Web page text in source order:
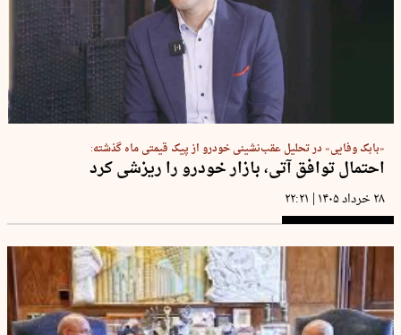
«بابک وفایی» در تحلیل عقب‌نشینی خودرو از پیک قیمتی ماه گذشته:
احتمال توافق آتی، بازار خودرو را ریزشی کرد
۲۸ خرداد ۱۴۰۵ | ۲۲:۲۱